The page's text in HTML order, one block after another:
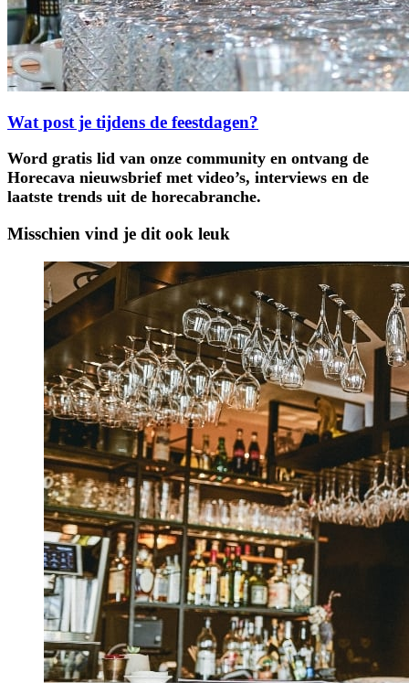
Wat post je tijdens de feestdagen?
Word gratis lid van onze community en ontvang de
Horecava nieuwsbrief met video’s, interviews en de
laatste trends uit de horecabranche.
Misschien vind je dit ook leuk